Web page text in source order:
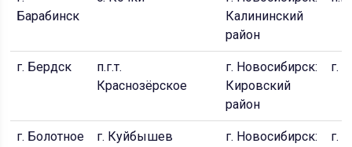
Барабинск
Калининский
район
г. Бердск
п.г.т.
Краснозёрское
г. Новосибирск:
Кировский
район
г.
г. Болотное г. Куйбышев
г. Новосибирск:
г.